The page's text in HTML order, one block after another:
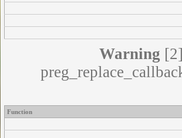
Warning
Function